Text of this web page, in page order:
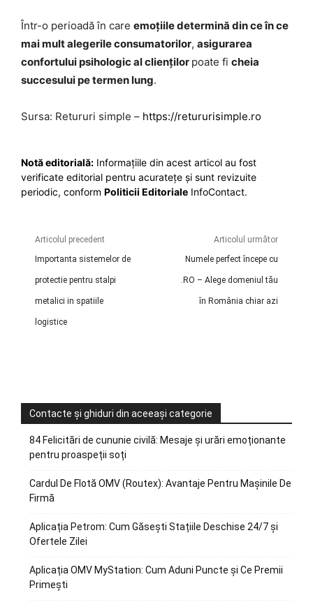
Într-o perioadă în care emoțiile determină din ce în ce
mai mult alegerile consumatorilor, asigurarea
confortului psihologic al clienților poate fi cheia
succesului pe termen lung.
Sursa: Retururi simple – https://retururisimple.ro
Notă editorială: Informațiile din acest articol au fost
verificate editorial pentru acuratețe și sunt revizuite
periodic, conform Politicii Editoriale InfoContact.
Articolul precedent
Importanta sistemelor de
protectie pentru stalpi
metalici in spatiile
logistice
Articolul următor
Numele perfect începe cu
.RO – Alege domeniul tău
în România chiar azi
Contacte și ghiduri din aceeași categorie
84 Felicitări de cununie civilă: Mesaje și urări emoționante
pentru proaspeții soți
Cardul De Flotă OMV (Routex): Avantaje Pentru Mașinile De
Firmă
Aplicația Petrom: Cum Găsești Stațiile Deschise 24/7 și
Ofertele Zilei
Aplicația OMV MyStation: Cum Aduni Puncte și Ce Premii
Primești